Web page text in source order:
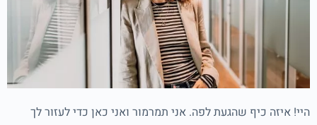
היי! איזה כיף שהגעת לפה. אני תמרמור ואני כאן כדי לעזור לך